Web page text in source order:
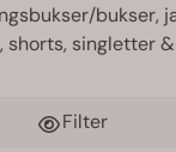
bukser,
, shorts, singletter
Filter